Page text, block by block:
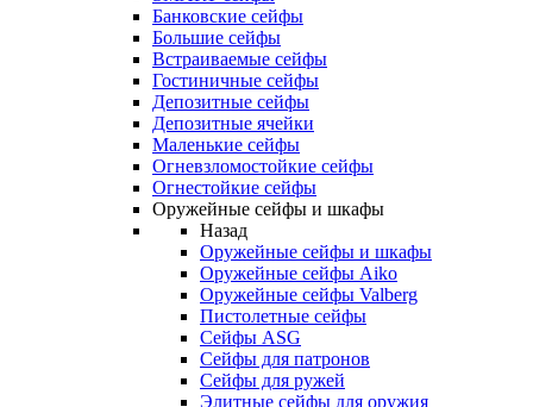
Банковские сейфы
Большие сейфы
Встраиваемые сейфы
Гостиничные сейфы
Депозитные сейфы
Депозитные ячейки
Маленькие сейфы
Огневзломостойкие сейфы
Огнестойкие сейфы
Оружейные сейфы и шкафы
Назад
Оружейные сейфы и шкафы
Оружейные сейфы Aiko
Оружейные сейфы Valberg
Пистолетные сейфы
Сейфы ASG
Сейфы для патронов
Сейфы для ружей
Элитные сейфы для оружия